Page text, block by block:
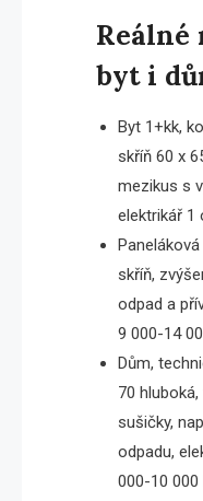
Reálné
byt i
Byt 1+kk,
skříň 60 x
mezikus s
elektrikář 1
skříň,
odpad a
9 000-14
Dům,
70
sušičky,
odpadu,
000-10 000